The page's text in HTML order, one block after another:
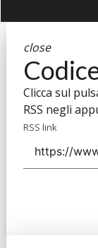
close
Clicca sul
RSS negli
RSS link